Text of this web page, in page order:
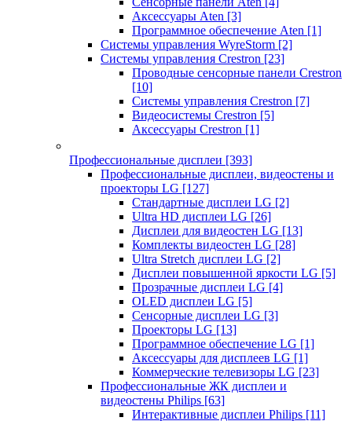
Аксессуары Aten [3]
Программное обеспечение Aten [1]
Системы управления WyreStorm [2]
Системы управления Crestron [23]
Проводные сенсорные панели Crestron
[10]
Системы управления Crestron [7]
Видеосистемы Crestron [5]
Аксессуары Crestron [1]
Профессиональные дисплеи [393]
Профессиональные дисплеи, видеостены и
проекторы LG [127]
Стандартные дисплеи LG [2]
Ultra HD дисплеи LG [26]
Дисплеи для видеостен LG [13]
Комплекты видеостен LG [28]
Ultra Stretch дисплеи LG [2]
Дисплеи повышенной яркости LG [5]
Прозрачные дисплеи LG [4]
OLED дисплеи LG [5]
Сенсорные дисплеи LG [3]
Проекторы LG [13]
Программное обеспечение LG [1]
Аксессуары для дисплеев LG [1]
Коммерческие телевизоры LG [23]
Профессиональные ЖК дисплеи и
видеостены Philips [63]
Интерактивные дисплеи Philips [11]